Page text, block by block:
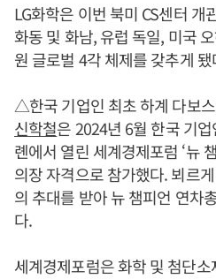
LG화학은 이번 북미 CS센터 개
화동 및 화남, 유럽 독일, 미국
원 글로벌 4각 체제를 갖추게
△한국 기업인 최초 하계 다보
신학철은 2024년 6월 한국 기
롄에서 열린 세계경제포럼 ‘뉴
의장 자격으로 참가했다. 뵈르
의 추대를 받아 뉴 챔피언 연차
다.
세계경제포럼은 화학 및 첨단